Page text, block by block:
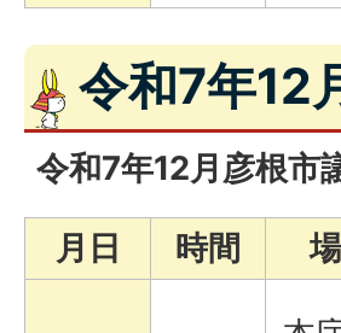
令和7年12
令和7年12月彦根市
月日
時間